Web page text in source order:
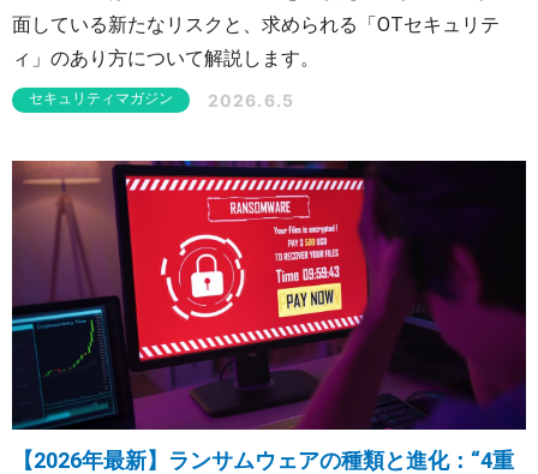
面している新たなリスクと、求められる「OTセキュリテ
ィ」のあり方について解説します。
セキュリティマガジン 2026.6.5
【2026年最新】ランサムウェアの種類と進化：“4重